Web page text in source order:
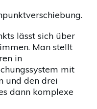
lässt sich über
Man stellt
in
mit
und den drei
dann komplexe